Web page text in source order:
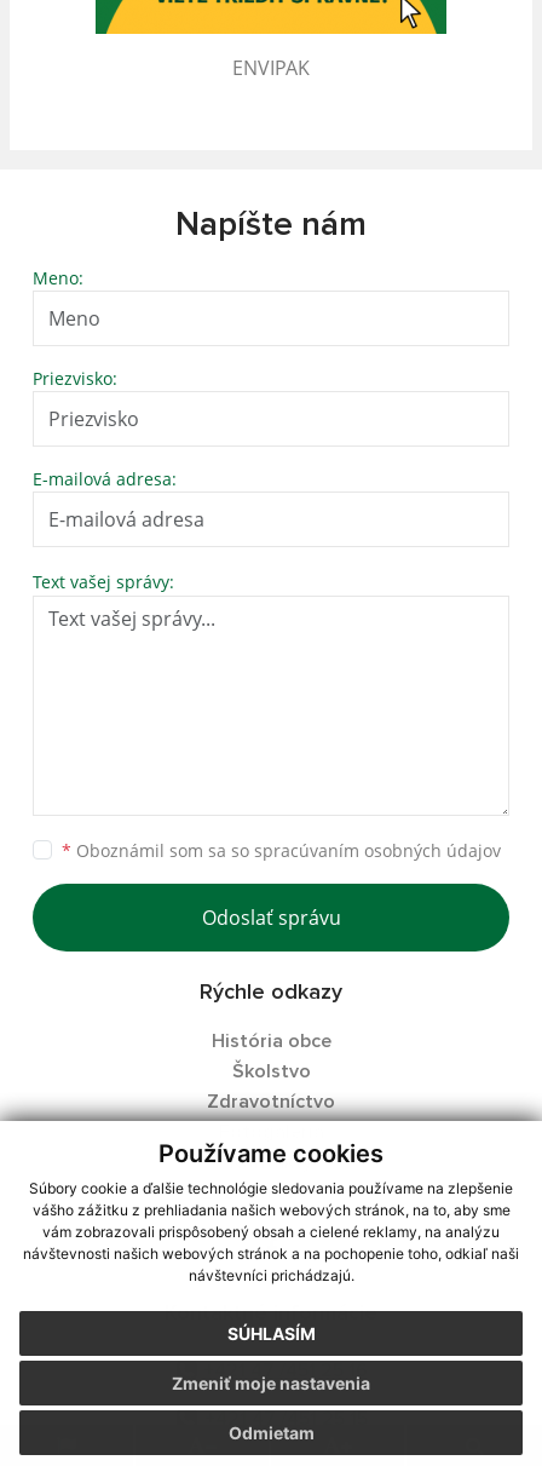
Používame cookies
Súbory cookie a ďalšie technológie sledovania používame na zlepšenie
vášho zážitku z prehliadania našich webových stránok, na to, aby sme
vám zobrazovali prispôsobený obsah a cielené reklamy, na analýzu
návštevnosti našich webových stránok a na pochopenie toho, odkiaľ naši
návštevníci prichádzajú.
SÚHLASÍM
Odmietam
Zmeniť moje nastavenia
ENVIPAK
Napíšte nám
Meno:
Priezvisko:
E-mailová adresa:
Text vašej správy:
* Oboznámil som sa so spracúvaním osobných údajov
Odoslať správu
Rýchle odkazy
História obce
Školstvo
Zdravotníctvo
Kontakty
Zoznam obcí SR
Kontaktné informácie